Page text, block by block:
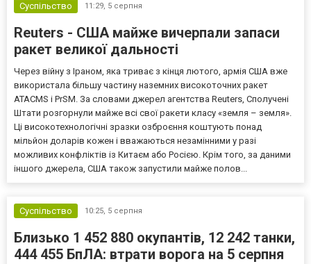
Суспільство
11:29, 5 серпня
Reuters - США майже вичерпали запаси
ракет великої дальності
Через війну з Іраном, яка триває з кінця лютого, армія США вже
використала більшу частину наземних високоточних ракет
ATACMS і PrSM. За словами джерел агентства Reuters, Сполучені
Штати розгорнули майже всі свої ракети класу «земля – земля».
Ці високотехнологічні зразки озброєння коштують понад
мільйон доларів кожен і вважаються незамінними у разі
можливих конфліктів із Китаєм або Росією. Крім того, за даними
іншого джерела, США також запустили майже полов...
Суспільство 10:25, 5 серпня
Близько 1 452 880 окупантів, 12 242 танки,
444 455 БпЛА: втрати ворога на 5 серпня